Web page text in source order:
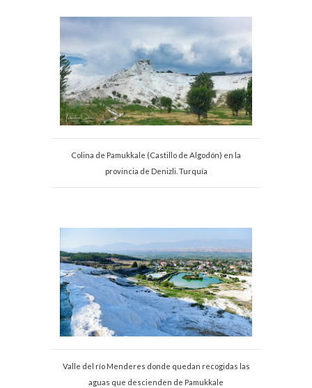
Colina de Pamukkale (Castillo de Algodón) en la
provincia de Denizli. Turquía
Valle del río Menderes donde quedan recogidas las
aguas que descienden de Pamukkale